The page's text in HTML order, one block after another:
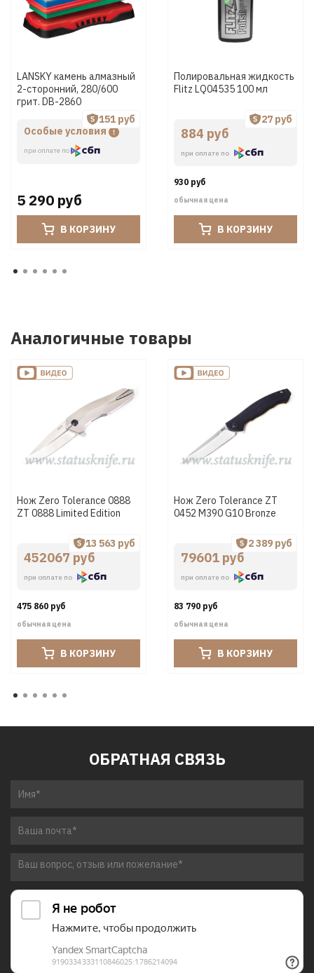
LANSKY камень алмазный
2-сторонний, 280/600
грит. DB-2860
Особые условия
при оплате по
151 руб
5 290 руб
В КОРЗИНУ
Полировальная жидкость
Flitz LQ04535 100 мл
884 руб
при оплате по
27 руб
930 руб
обычная цена
В КОРЗИНУ
Аналогичные товары
Нож Zero Tolerance 0888
ZT 0888 Limited Edition
452067 руб
при оплате по
13 563 руб
475 860 руб
обычная цена
В КОРЗИНУ
Нож Zero Tolerance ZT
0452 М390 G10 Bronze
79601 руб
при оплате по
2 389 руб
83 790 руб
обычная цена
В КОРЗИНУ
ОБРАТНАЯ СВЯЗЬ